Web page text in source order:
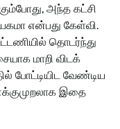
அந்த கட்சி
என்பது கேள்வி.
தொடர்ந்து
மாறி விடக்
போட்டியிட வேண்டிய
இதை